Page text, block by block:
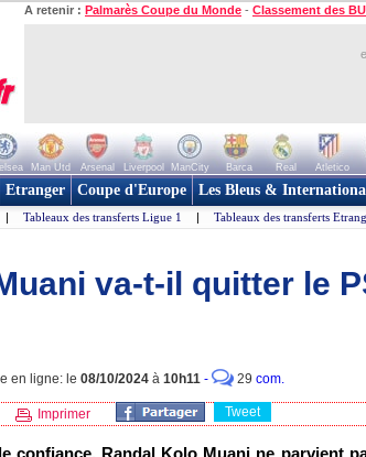
A retenir : Palmarès Coupe du Monde - Classement des
Man Utd Arsenal Liverpool ManCity Barca Real Atletico
Etranger Coupe d'Europe Les Bleus &
| Tableaux des transferts Ligue 1 | Tableaux des transferts
va-t-il quitter le
en ligne: le 08/10/2024 à 10h11 - 29 com.
Imprimer Tweet
confiance, Randal Kolo Muani ne parvient